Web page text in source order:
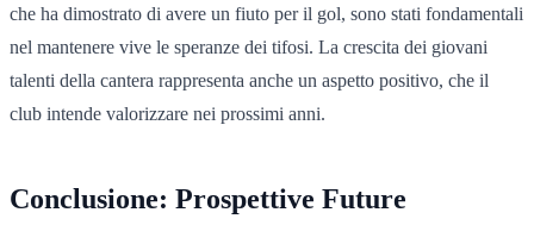
che ha dimostrato di avere un fiuto per il gol, sono stati fondamentali
nel mantenere vive le speranze dei tifosi. La crescita dei giovani
talenti della cantera rappresenta anche un aspetto positivo, che il
club intende valorizzare nei prossimi anni.
Conclusione: Prospettive Future